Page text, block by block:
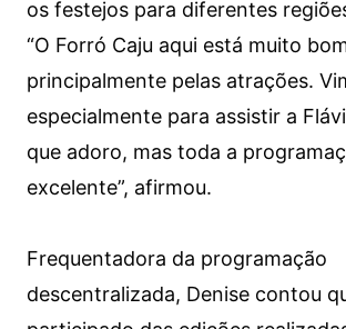
os festejos para diferentes
“O Forró Caju aqui está muito
principalmente pelas atrações.
especialmente para assistir a
que adoro, mas toda a
excelente”, afirmou.
Frequentadora da programação
descentralizada, Denise contou